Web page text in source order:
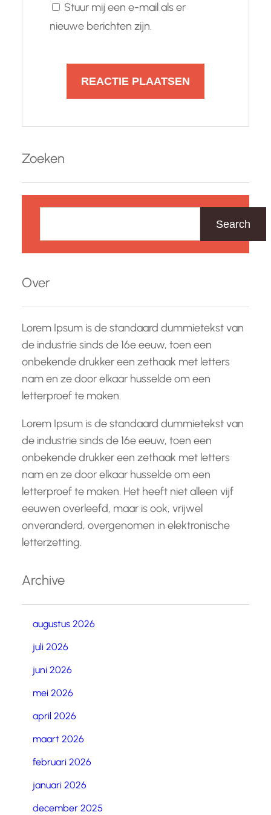
Stuur mij een e-mail als er
nieuwe berichten zijn.
Zoeken
k
n
Search
Over
Lorem Ipsum is de standaard dummietekst van
de industrie sinds de 16e eeuw, toen een
onbekende drukker een zethaak met letters
nam en ze door elkaar husselde om een
letterproef te maken.
Lorem Ipsum is de standaard dummietekst van
de industrie sinds de 16e eeuw, toen een
onbekende drukker een zethaak met letters
nam en ze door elkaar husselde om een
letterproef te maken. Het heeft niet alleen vijf
eeuwen overleefd, maar is ook, vrijwel
onveranderd, overgenomen in elektronische
letterzetting.
Archive
augustus 2026
juli 2026
juni 2026
mei 2026
april 2026
maart 2026
februari 2026
januari 2026
december 2025